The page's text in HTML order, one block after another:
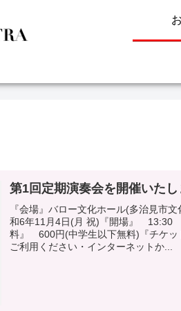
第1回定期演奏会を開催いたし
『会場』バロー文化ホール(多治見市
和6年11月4日(月 祝)『開場』
料』 600円(中学生以下無料)『チケ
ご利用ください・インターネットか...